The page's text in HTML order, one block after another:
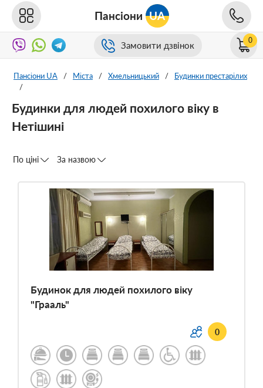
Пансіони UA
Замовити дзвінок 0
Пансіони UA / Міста / Хмельницький /
Будинки престарілих
/
Будинки для людей похилого віку в
Нетішині
По ціні За назвою
Будинок для людей похилого віку
"Грааль"
0